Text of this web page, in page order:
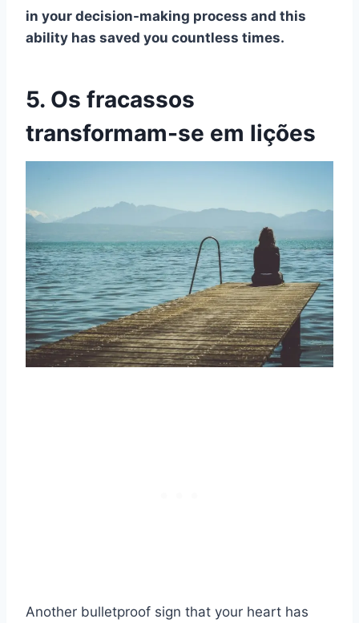
in your decision-making process and this
ability has saved you countless times.
5. Os fracassos
transformam-se em lições
Another bulletproof sign that your heart has